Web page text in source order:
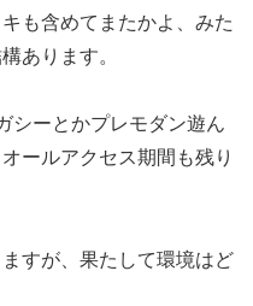
も含めてまたかよ、みた
あります。
シーとかプレモダン遊ん
ールアクセス期間も残り
すが、果たして環境はど